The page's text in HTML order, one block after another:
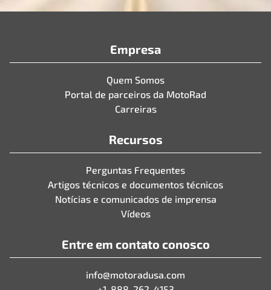
Empresa
Quem Somos
Portal de parceiros da MotoRad
Carreiras
Recursos
Perguntas Frequentes
Artigos técnicos e documentos técnicos
Notícias e comunicados de imprensa
Vídeos
Entre em contato conosco
info@motoradusa.com